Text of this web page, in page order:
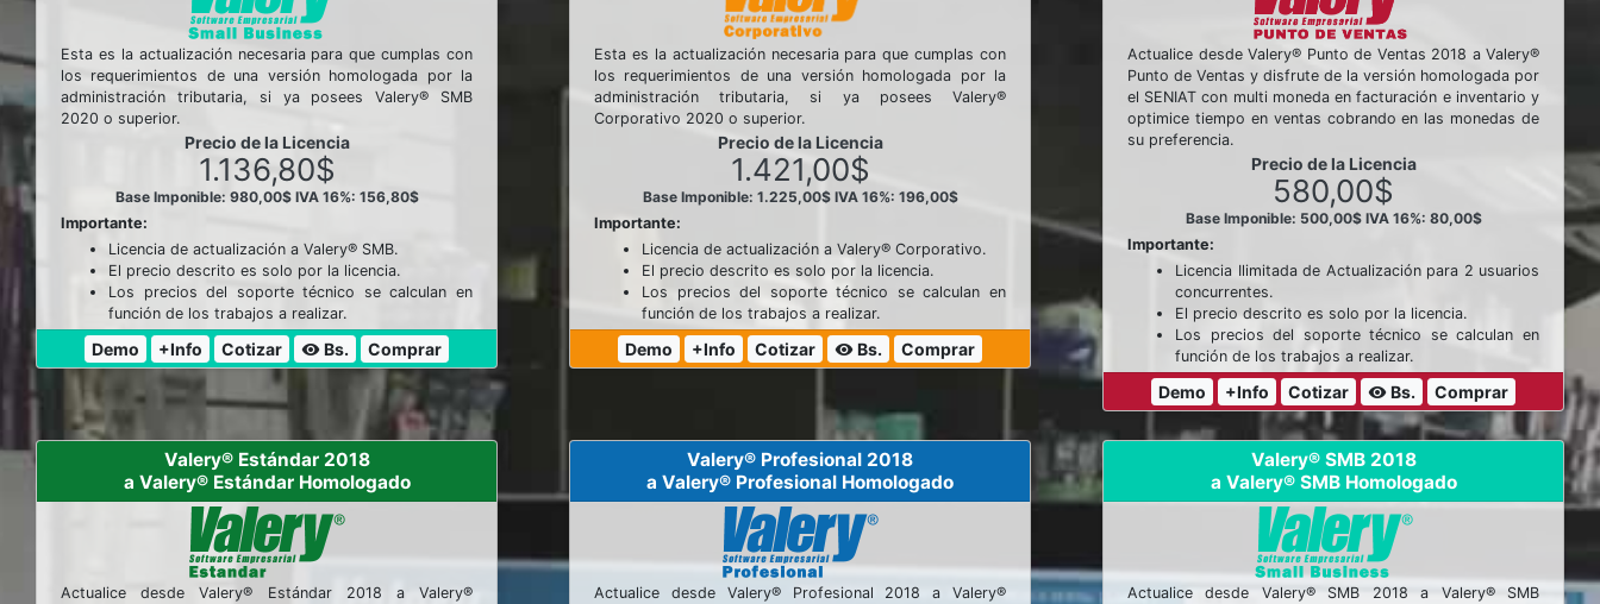
Esta es la actualización necesaria para que cumplas con
los requerimientos de una versión homologada por la
administración tributaria, si ya posees Valery® SMB
2020 o superior.
Precio de la Licencia
1.136,80$
Base Imponible: 980,00$ IVA 16%: 156,80$
Importante:
Licencia de actualización a Valery® SMB.
El precio descrito es solo por la licencia.
Los precios del soporte técnico se calculan en
función de los trabajos a realizar.
Demo +Info Cotizar visibilityBs. Comprar
Esta es la actualización necesaria para que cumplas con
los requerimientos de una versión homologada por la
administración tributaria, si ya posees Valery®
Corporativo 2020 o superior.
Precio de la Licencia
1.421,00$
Base Imponible: 1.225,00$ IVA 16%: 196,00$
Importante:
Licencia de actualización a Valery® Corporativo.
El precio descrito es solo por la licencia.
Los precios del soporte técnico se calculan en
función de los trabajos a realizar.
Demo +Info Cotizar visibilityBs. Comprar
Actualice desde Valery® Punto de Ventas 2018 a Valery®
Punto de Ventas y disfrute de la versión homologada por
el SENIAT con multi moneda en facturación e inventario y
optimice tiempo en ventas cobrando en las monedas de
su preferencia.
Precio de la Licencia
580,00$
Base Imponible: 500,00$ IVA 16%: 80,00$
Importante:
Licencia Ilimitada de Actualización para 2 usuarios
concurrentes.
El precio descrito es solo por la licencia.
Los precios del soporte técnico se calculan en
función de los trabajos a realizar.
Demo +Info Cotizar visibilityBs. Comprar
Valery® Estándar 2018
a Valery® Estándar Homologado
Actualice desde Valery® Estándar 2018 a Valery®
Valery® Profesional 2018
a Valery® Profesional Homologado
Actualice desde Valery® Profesional 2018 a Valery®
Valery® SMB 2018
a Valery® SMB Homologado
Actualice desde Valery® SMB 2018 a Valery® SMB